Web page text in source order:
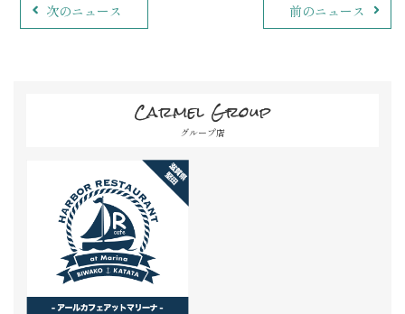
次のニュース 前のニュース
Carmel Group
グループ店